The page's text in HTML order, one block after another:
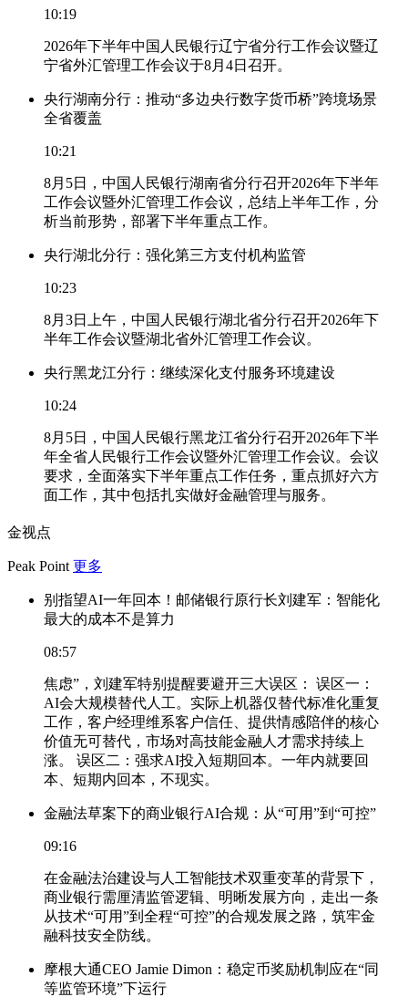
10:19
2026年下半年中国人民银行辽宁省分行工作会议暨辽
宁省外汇管理工作会议于8月4日召开。
央行湖南分行：推动“多边央行数字货币桥”跨境场景
全省覆盖
10:21
8月5日，中国人民银行湖南省分行召开2026年下半年
工作会议暨外汇管理工作会议，总结上半年工作，分
析当前形势，部署下半年重点工作。
央行湖北分行：强化第三方支付机构监管
10:23
8月3日上午，中国人民银行湖北省分行召开2026年下
半年工作会议暨湖北省外汇管理工作会议。
央行黑龙江分行：继续深化支付服务环境建设
10:24
8月5日，中国人民银行黑龙江省分行召开2026年下半
年全省人民银行工作会议暨外汇管理工作会议。会议
要求，全面落实下半年重点工作任务，重点抓好六方
面工作，其中包括扎实做好金融管理与服务。
金视点
Peak Point 更多
别指望AI一年回本！邮储银行原行长刘建军：智能化
最大的成本不是算力
08:57
焦虑”，刘建军特别提醒要避开三大误区： 误区一：
AI会大规模替代人工。实际上机器仅替代标准化重复
工作，客户经理维系客户信任、提供情感陪伴的核心
价值无可替代，市场对高技能金融人才需求持续上
涨。 误区二：强求AI投入短期回本。一年内就要回
本、短期内回本，不现实。
金融法草案下的商业银行AI合规：从“可用”到“可控”
09:16
在金融法治建设与人工智能技术双重变革的背景下，
商业银行需厘清监管逻辑、明晰发展方向，走出一条
从技术“可用”到全程“可控”的合规发展之路，筑牢金
融科技安全防线。
摩根大通CEO Jamie Dimon：稳定币奖励机制应在“同
等监管环境”下运行